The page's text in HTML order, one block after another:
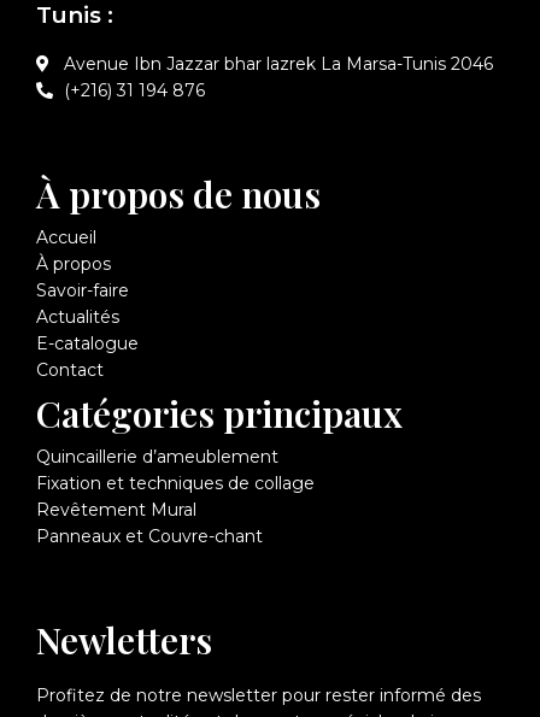
Tunis :
Avenue Ibn Jazzar bhar lazrek La Marsa-Tunis 2046
(+216) 31 194 876
À propos de nous
Accueil
À propos
Savoir-faire
Actualités
E-catalogue
Contact
Catégories principaux
Quincaillerie d’ameublement
Fixation et techniques de collage
Revêtement Mural
Panneaux et Couvre-chant
Newletters
Profitez de notre newsletter pour rester informé des